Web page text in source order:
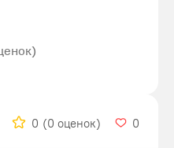
0 (0 оценок) 0